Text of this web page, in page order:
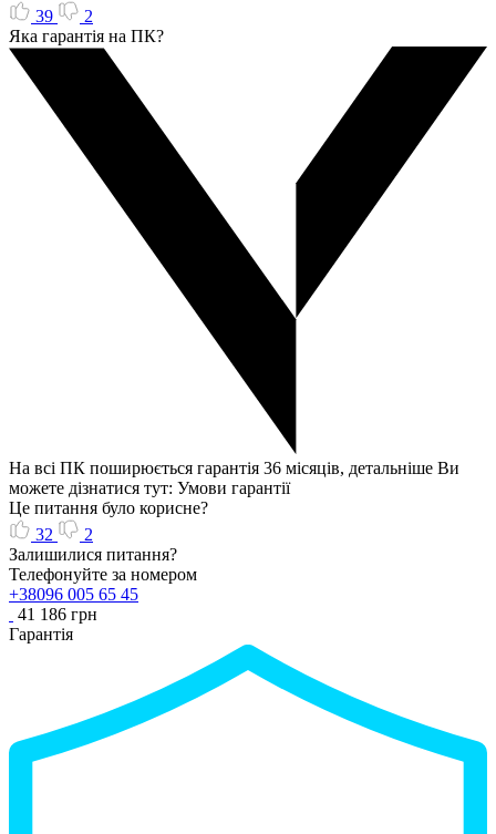
39
2
Яка гарантія на ПК?
На всі ПК поширюється гарантія 36 місяців, детальніше Ви
можете дізнатися тут: Умови гарантії
Це питання було корисне?
32
2
Залишилися питання?
Телефонуйте за номером
+38096 005 65 45
41 186 грн
Гарантія